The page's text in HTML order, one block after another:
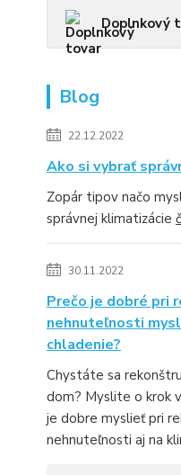
Doplnkový
Blog
22.12.2022
Ako si vybrať
Zopár tipov načo
správnej klimatizácie
30.11.2022
Prečo je dobré pri
nehnuteľnosti
chladenie?
Chystáte sa
dom? Myslite o krok
je dobre myslieť pri
nehnuteľnosti aj na